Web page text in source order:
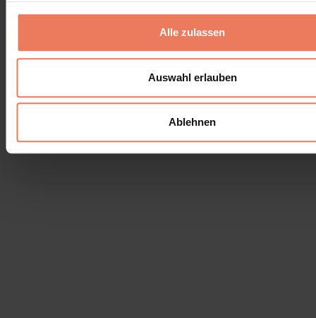
Alle zulassen
Auswahl erlauben
Ablehnen
Impressum Versandbedingungen